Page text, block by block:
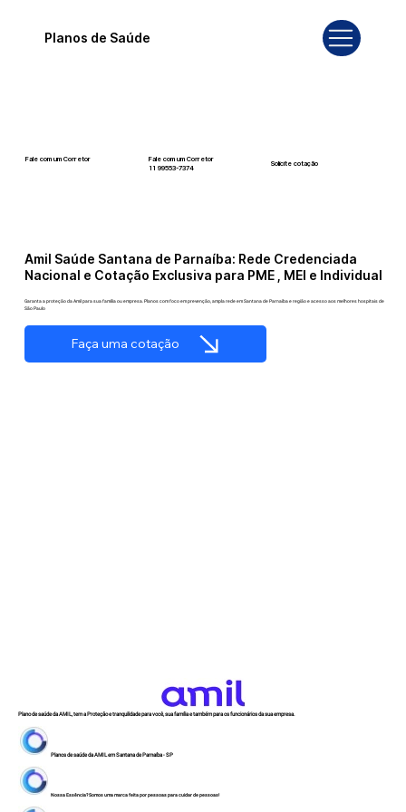
Planos de Saúde
Amil Saúde Santana de Parnaíba: Rede Credenciada
Nacional e Cotação Exclusiva para PME , MEI e Individual
Garanta a proteção da Amil para sua família ou empresa. Planos com foco em prevenção, ampla rede em Santana de Parnaíba e região e acesso aos melhores hospitais de
São Paulo
Faça uma cotação
Fale com um Corretor
Fale com um Corretor
11 99553-7374
Solicite cotação
Plano de saúde da AMIL, tem a Proteção e tranquilidade para você, sua família e também para os funcionários da sua empresa.
Planos de saúde da AMIL em Santana de Parnaíba - SP
Nossa Essência? Somos uma marca feita por pessoas para cuidar de pessoas!